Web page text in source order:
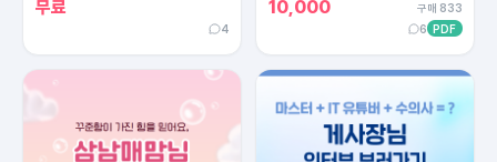
무료
4
10,000
구매 833
6 PDF